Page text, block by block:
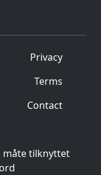
Privacy
Terms
Contact
måte tilknyttet